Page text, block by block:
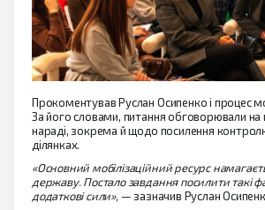
Прокоментував Руслан Осипенко і процес
За його словами, питання обговорювали на
нараді, зокрема й щодо посилення
ділянках.
«Основний мобілізаційний ресурс
державу. Постало завдання посилити такі
додаткові сили»,— зазначив Руслан